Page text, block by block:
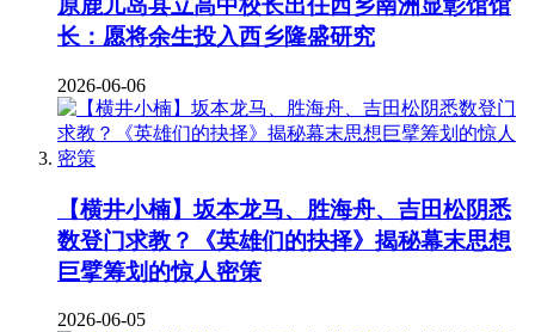
原鹿儿岛县立高中校长出任西乡南洲显彰馆馆
长：愿将余生投入西乡隆盛研究
2026-06-06
【横井小楠】坂本龙马、胜海舟、吉田松阴悉
数登门求教？《英雄们的抉择》揭秘幕末思想
巨擘筹划的惊人密策
2026-06-05